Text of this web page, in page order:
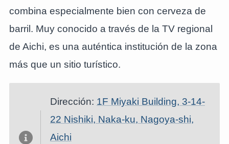
combina especialmente bien con cerveza de
barril. Muy conocido a través de la TV regional
de Aichi, es una auténtica institución de la zona
más que un sitio turístico.
Dirección: 1F Miyaki Building, 3-14-
22 Nishiki, Naka-ku, Nagoya-shi,
Aichi